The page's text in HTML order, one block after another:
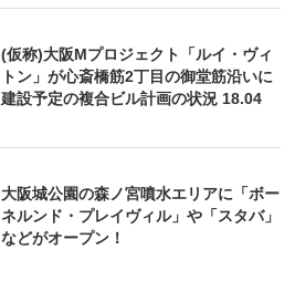
(仮称)大阪Mプロジェクト「ルイ・ヴィ
トン」が心斎橋筋2丁目の御堂筋沿いに
建設予定の複合ビル計画の状況 18.04
大阪城公園の森ノ宮噴水エリアに「ボー
ネルンド・プレイヴィル」や「スタバ」
などがオープン！